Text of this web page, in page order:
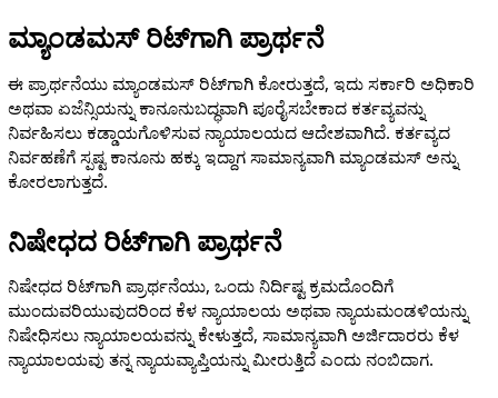
ಮ್ಯಾಂಡಮಸ್ ರಿಟ್‌ಗಾಗಿ ಪ್ರಾರ್ಥನೆ
ಈ ಪ್ರಾರ್ಥನೆಯು ಮ್ಯಾಂಡಮಸ್ ರಿಟ್‌ಗಾಗಿ ಕೋರುತ್ತದೆ, ಇದು ಸರ್ಕಾರಿ ಅಧಿಕಾರಿ
ಅಥವಾ ಏಜೆನ್ಸಿಯನ್ನು ಕಾನೂನುಬದ್ಧವಾಗಿ ಪೂರೈಸಬೇಕಾದ ಕರ್ತವ್ಯವನ್ನು
ನಿರ್ವಹಿಸಲು ಕಡ್ಡಾಯಗೊಳಿಸುವ ನ್ಯಾಯಾಲಯದ ಆದೇಶವಾಗಿದೆ. ಕರ್ತವ್ಯದ
ನಿರ್ವಹಣೆಗೆ ಸ್ಪಷ್ಟ ಕಾನೂನು ಹಕ್ಕು ಇದ್ದಾಗ ಸಾಮಾನ್ಯವಾಗಿ ಮ್ಯಾಂಡಮಸ್ ಅನ್ನು
ಕೋರಲಾಗುತ್ತದೆ.
ನಿಷೇಧದ ರಿಟ್‌ಗಾಗಿ ಪ್ರಾರ್ಥನೆ
ನಿಷೇಧದ ರಿಟ್‌ಗಾಗಿ ಪ್ರಾರ್ಥನೆಯು, ಒಂದು ನಿರ್ದಿಷ್ಟ ಕ್ರಮದೊಂದಿಗೆ
ಮುಂದುವರಿಯುವುದರಿಂದ ಕೆಳ ನ್ಯಾಯಾಲಯ ಅಥವಾ ನ್ಯಾಯಮಂಡಳಿಯನ್ನು
ನಿಷೇಧಿಸಲು ನ್ಯಾಯಾಲಯವನ್ನು ಕೇಳುತ್ತದೆ, ಸಾಮಾನ್ಯವಾಗಿ ಅರ್ಜಿದಾರರು ಕೆಳ
ನ್ಯಾಯಾಲಯವು ತನ್ನ ನ್ಯಾಯವ್ಯಾಪ್ತಿಯನ್ನು ಮೀರುತ್ತಿದೆ ಎಂದು ನಂಬಿದಾಗ.